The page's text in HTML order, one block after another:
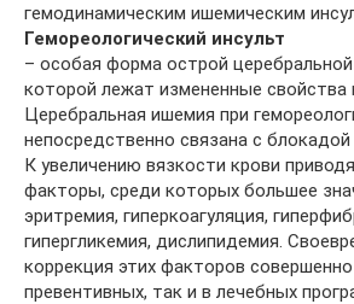
гемодинамическим ишемическим
Гемореологический инсульт
– особая форма острой
которой лежат измененные свойства
Церебральная ишемия при
непосредственно связана с
К увеличению вязкости крови
факторы, среди которых большее
эритремия, гиперкоагуляция,
гипергликемия, дислипидемия.
коррекция этих факторов
превентивных, так и в лечебных